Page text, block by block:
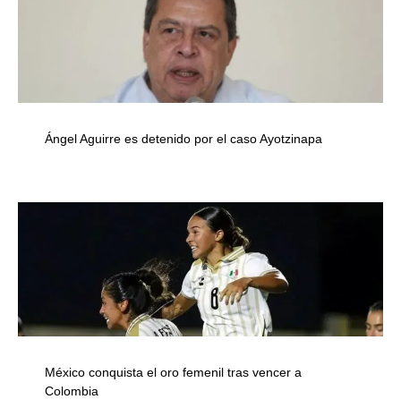
Ángel Aguirre es detenido por el caso Ayotzinapa
México conquista el oro femenil tras vencer a
Colombia